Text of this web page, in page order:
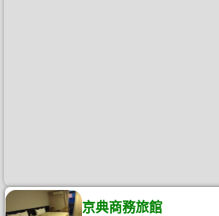
京典商務旅館